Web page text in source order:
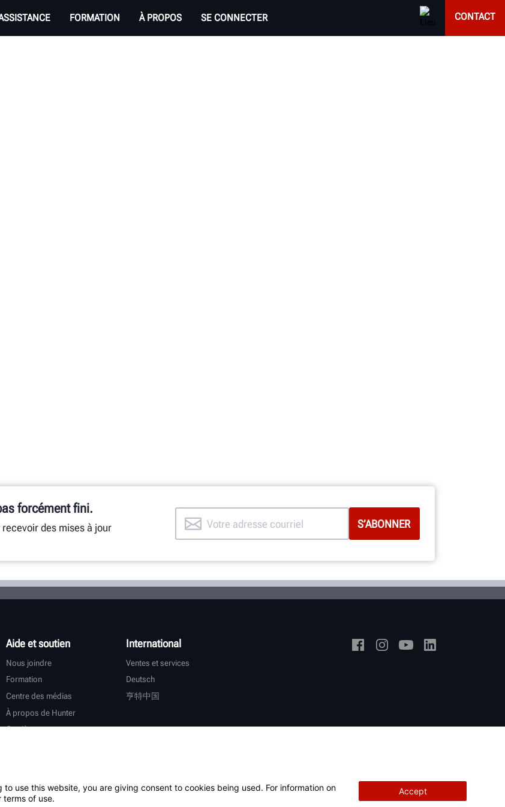
FORMATION À PROPOS SE CONNECTER CONTACT
forcément fini.
des mises à jour
Aide et soutien
Nous joindre
Formation
Centre des médias
À propos de Hunter
Carrières
International
Ventes et services
Deutsch
亨特中国
use this website, you are giving consent to cookies being used. For information on
terms of use.
Accept